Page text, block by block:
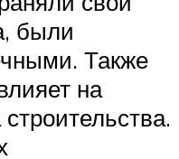
были
Также
на